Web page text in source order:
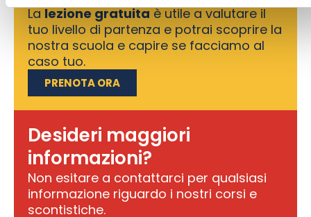
Lalezione gratuitaè utile a valutare il
tuo livello di partenza e potrai scoprire la
nostra scuola e capire se facciamo al
caso tuo.
PRENOTA ORA
Desideri maggiori
informazioni?
Non esitare a contattarci per qualsiasi
informazione riguardo i nostri corsi e
scontistiche.